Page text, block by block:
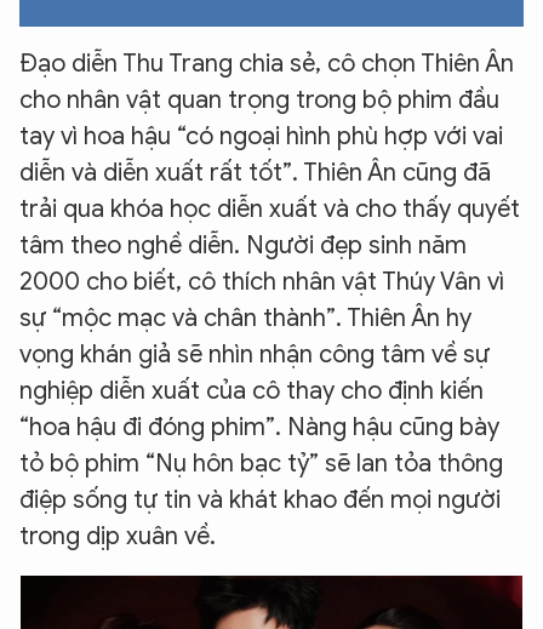
Đạo diễn Thu Trang chia sẻ, cô chọn Thiên Ân
cho nhân vật quan trọng trong bộ phim đầu
tay vì hoa hậu “có ngoại hình phù hợp với vai
diễn và diễn xuất rất tốt”. Thiên Ân cũng đã
trải qua khóa học diễn xuất và cho thấy quyết
tâm theo nghề diễn. Người đẹp sinh năm
2000 cho biết, cô thích nhân vật Thúy Vân vì
sự “mộc mạc và chân thành”. Thiên Ân hy
vọng khán giả sẽ nhìn nhận công tâm về sự
nghiệp diễn xuất của cô thay cho định kiến
“hoa hậu đi đóng phim”. Nàng hậu cũng bày
tỏ bộ phim “Nụ hôn bạc tỷ” sẽ lan tỏa thông
điệp sống tự tin và khát khao đến mọi người
trong dịp xuân về.